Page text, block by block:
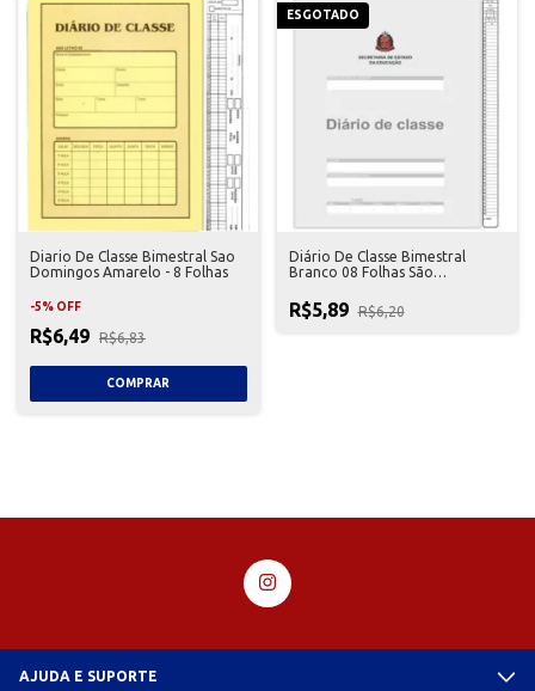
Diario De Classe Bimestral Sao
Domingos Amarelo - 8 Folhas
-5% OFF
R$6,49 R$6,83
ESGOTADO
Diário De Classe Bimestral
Branco 08 Folhas São
R$5,89 R$6,20
AJUDA E SUPORTE